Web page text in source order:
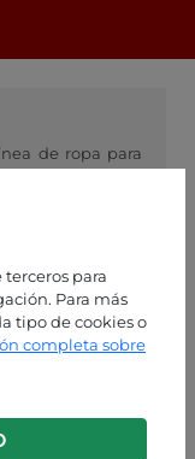
para
Para más
tipo de cookies o
completa sobre
de ropa para
de ropa para
suministros de